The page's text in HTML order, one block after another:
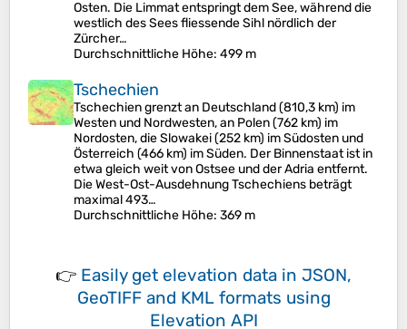
Osten. Die Limmat entspringt dem See, während die
westlich des Sees fliessende Sihl nördlich der
Zürcher…
Durchschnittliche Höhe: 499 m
Tschechien
Tschechien grenzt an Deutschland (810,3 km) im
Westen und Nordwesten, an Polen (762 km) im
Nordosten, die Slowakei (252 km) im Südosten und
Österreich (466 km) im Süden. Der Binnenstaat ist in
etwa gleich weit von Ostsee und der Adria entfernt.
Die West-Ost-Ausdehnung Tschechiens beträgt
maximal 493…
Durchschnittliche Höhe: 369 m
👉 Easily get elevation data in JSON,
GeoTIFF and KML formats using
Elevation API